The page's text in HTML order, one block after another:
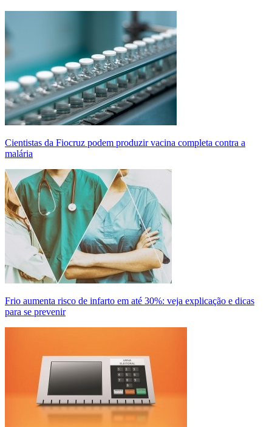
Cientistas da Fiocruz podem produzir vacina completa contra a
malária
Frio aumenta risco de infarto em até 30%: veja explicação e dicas
para se prevenir